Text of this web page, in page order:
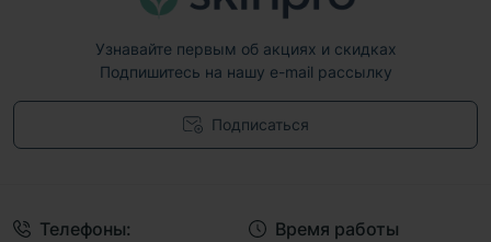
Узнавайте первым об акциях и скидках
Подпишитесь на нашу e-mail рассылку
Подписаться
Телефоны: Время работы